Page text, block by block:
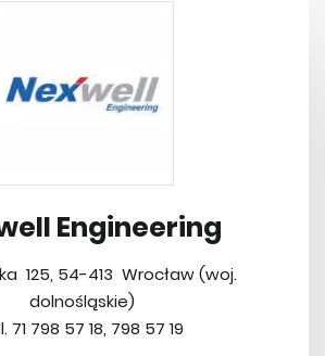
Engineering
125, 54-413 Wrocław (woj.
dolnośląskie)
71 798 57 18, 798 57 19